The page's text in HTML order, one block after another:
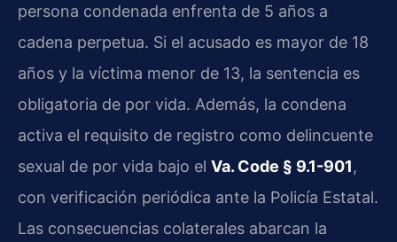
persona condenada enfrenta de 5 años a
cadena perpetua. Si el acusado es mayor de 18
años y la víctima menor de 13, la sentencia es
obligatoria de por vida. Además, la condena
activa el requisito de registro como delincuente
sexual de por vida bajo el Va. Code § 9.1-901,
con verificación periódica ante la Policía Estatal.
Las consecuencias colaterales abarcan la